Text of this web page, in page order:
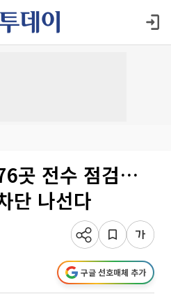
곳 전수 점검…
단 나선다
구글 선호매체 추가